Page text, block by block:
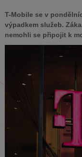
T-Mobile se v
výpadkem služeb.
nemohli se připojit k